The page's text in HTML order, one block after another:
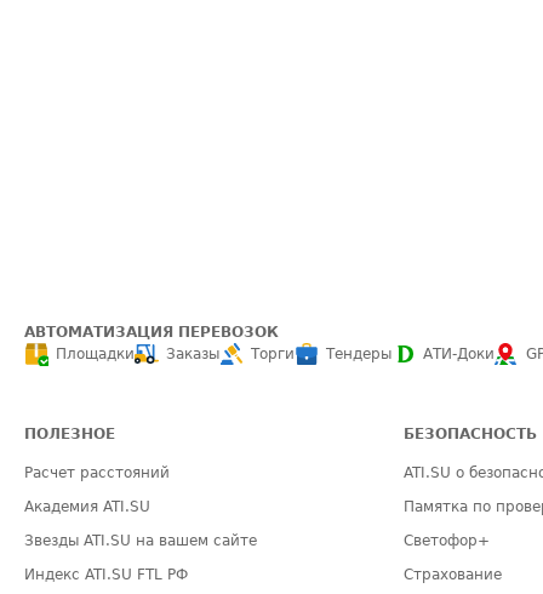
АВТОМАТИЗАЦИЯ ПЕРЕВОЗОК
Площадки
Заказы Торги Тендеры АТИ-Доки
ПОЛЕЗНОЕ
Расчет расстояний
Академия ATI.SU
Звезды ATI.SU на вашем сайте
Индекс ATI.SU FTL РФ
БЕЗОПАСНОСТЬ
ATI.SU о
Памятка по
Светофор+
Страхование